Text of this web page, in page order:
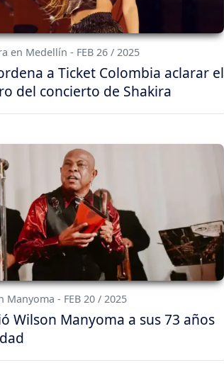
en Medellín - FEB 26 / 2025
a Ticket Colombia aclarar el
del concierto de Shakira
Manyoma - FEB 20 / 2025
Wilson Manyoma a sus 73 años